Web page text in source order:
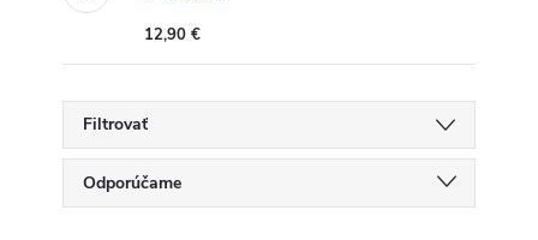
12,90 €
Filtrovať
d
Odporúčame